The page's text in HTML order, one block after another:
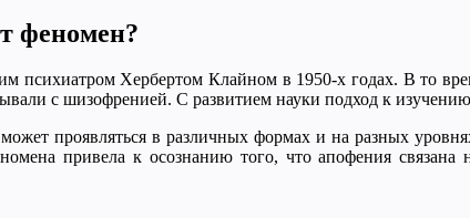
феномен?
психиатром Хербертом Клайном в 1950-х годах. В то
с шизофренией. С развитием науки подход к
проявляться в различных формах и на разных
привела к осознанию того, что апофения